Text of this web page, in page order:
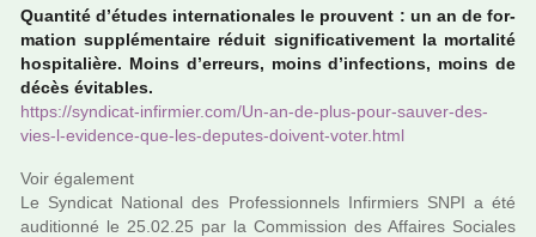
Quantité d’études inter­na­tio­na­les le prou­vent : un an de for­
ma­tion sup­plé­men­taire réduit signi­fi­ca­ti­ve­ment la mor­ta­lité
hos­pi­ta­lière. Moins d’erreurs, moins d’infec­tions, moins de
décès évitables.
https://syn­di­cat-infir­mier.com/Un-an-de-plus-pour-sauver-des-
vies-l-evi­dence-que-les-depu­tes-doi­vent-voter.html
Voir également
Le Syndicat National des Professionnels Infirmiers SNPI a été
audi­tionné le 25.02.25 par la Commission des Affaires Sociales